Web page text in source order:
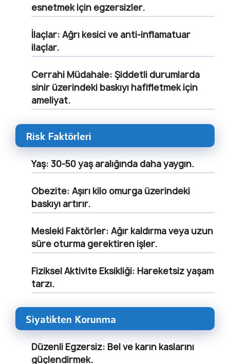
esnetmek için egzersizler.
İlaçlar: Ağrı kesici ve anti-inflamatuar
ilaçlar.
Cerrahi Müdahale: Şiddetli durumlarda
sinir üzerindeki baskıyı hafifletmek için
ameliyat.
Risk Faktörleri
Yaş: 30-50 yaş aralığında daha yaygın.
Obezite: Aşırı kilo omurga üzerindeki
baskıyı artırır.
Mesleki Faktörler: Ağır kaldırma veya uzun
süre oturma gerektiren işler.
Fiziksel Aktivite Eksikliği: Hareketsiz yaşam
tarzı.
Siyatikten Korunma
Düzenli Egzersiz: Bel ve karın kaslarını
güçlendirmek.